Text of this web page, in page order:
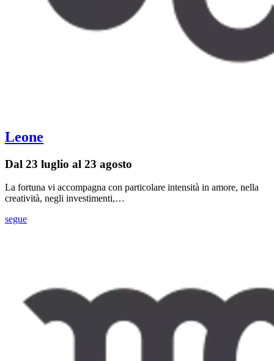
Leone
Dal 23 luglio al 23 agosto
La fortuna vi accompagna con particolare intensità in amore, nella
creatività, negli investimenti,…
segue